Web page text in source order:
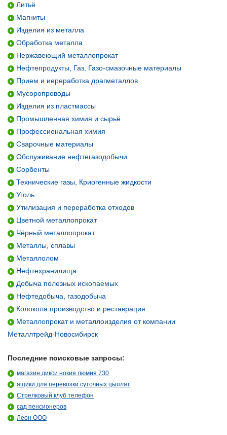
Литьё
Магниты
Изделия из металла
Обработка металла
Нержавеющий металлопрокат
Нефтепродукты, Газ, Газо-смазочные материалы
Прием и иереработка драгметаллов
Мусоропроводы
Изделия из пластмассы
Промышленная химия и сырьё
Профессиональная химия
Сварочные материалы
Обслуживание нефтегазодобычи
Сорбенты
Технические газы, Криогенные жидкости
Уголь
Утилизация и переработка отходов
Цветной металлопрокат
Чёрный металлопрокат
Металлы, сплавы
Металлолом
Нефтехранилища
Добыча полезных ископаемых
Нефтедобыча, газодобыча
Колокола производство и реставрация
Металлопрокат и металлоизделия от компании
Металлтрейд-Новосибирск
Последние поисковые запросы:
магазин дикси нокия люмия 730
ящики для перевозки суточных цыплят
Стрелковый клуб телефон
сад пенсионеров
Леон ООО